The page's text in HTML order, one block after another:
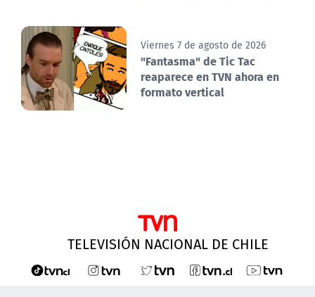
Viernes 7 de agosto de 2026
"Fantasma" de Tic Tac
reaparece en TVN ahora en
formato vertical
TELEVISIÓN NACIONAL DE CHILE